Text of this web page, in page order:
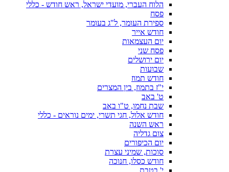
הלוח העברי, מועדי ישראל, ראש חודש - כללי
פסח
ספירת העומר, ל"ג בעומר
חודש אייר
יום העצמאות
פסח שני
יום ירושלים
שבועות
חודש תמוז
י"ז בתמוז, בין המצרים
ט' באב
שבת נחמו, ט"ו באב
חודש אלול, חגי תשרי, ימים נוראים - כללי
ראש השנה
צום גדליה
יום הכיפורים
סוכות, שמיני עצרת
חודש כסלו, חנוכה
י' בטבת